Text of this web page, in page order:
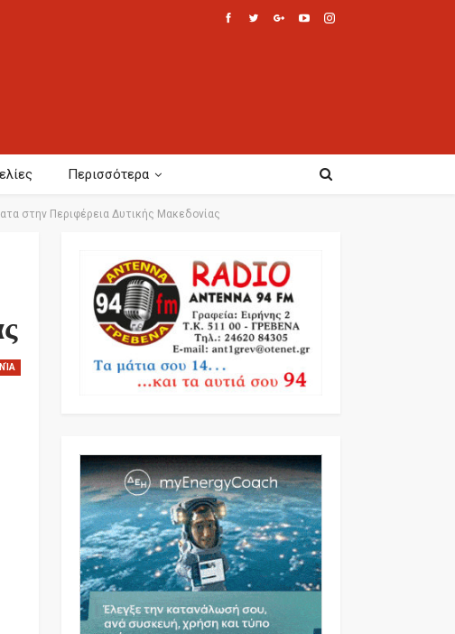
Περισσότερα
στην Περιφέρεια Δυτικής Μακεδονίας